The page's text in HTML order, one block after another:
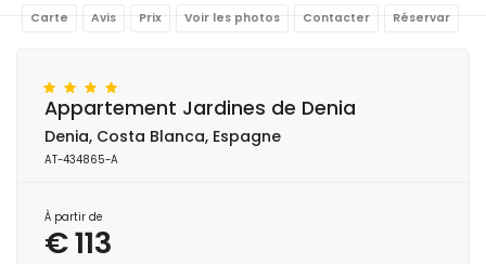
Carte Avis Prix Voir les photos Contacter Réservar
Appartement Jardines de Denia
Denia, Costa Blanca, Espagne
AT-434865-A
À partir de
€ 113